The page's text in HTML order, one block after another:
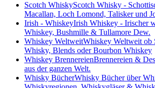
Scotch WhiskyScotch Whisky -
Macallan, Loch Lomond, Talisker und
Irish - WhiskeyIrish Whiskey - Irischer
Whiskey, Bushmille & Tullamore Dew.
Whiskey WeltweitWhiskey Weltweit ob
Whisky, Blends oder Bourbon Whiskey
Whiskey BrennereienBrennereien &
aus der ganzen Welt.
Whisky BücherWhisky Bücher über